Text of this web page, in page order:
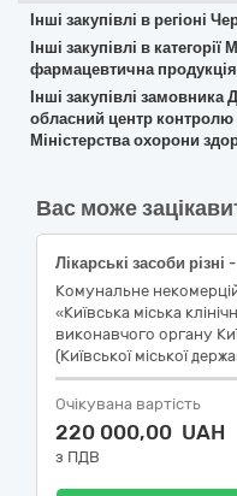
Інші закупівлі в регіоні
Інші закупівлі в
фармацевтична продукція
Інші закупівлі
обласний центр контролю
Міністерства охорони
Вас може
Комунальне
«Київська міська
виконавчого органу
(Київської міської
Очікувана вартість
220 000,00 UAH
з ПДВ